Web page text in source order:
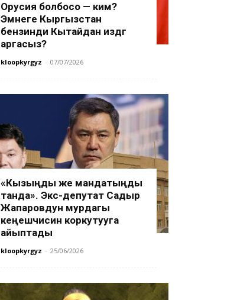
Орусия болбосо — ким?
Эмнеге Кыргызстан
бензинди Кытайдан издөөгө
аргасыз?
kloopkyrgyz - 07/07/2026
«Кызыңды же мандатыңды
танда». Экс-депутат Садыр
Жапаровдун мурдагы
кеңешчисин коркутууга
айыптады
kloopkyrgyz - 25/06/2026